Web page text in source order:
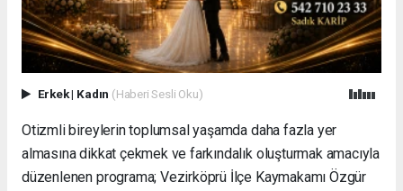
Erkek| Kadın (Haberi Sesli Oku)
Otizmli bireylerin toplumsal yaşamda daha fazla yer
almasına dikkat çekmek ve farkındalık oluşturmak amacıyla
düzenlenen programa; Vezirköprü İlçe Kaymakamı Özgür